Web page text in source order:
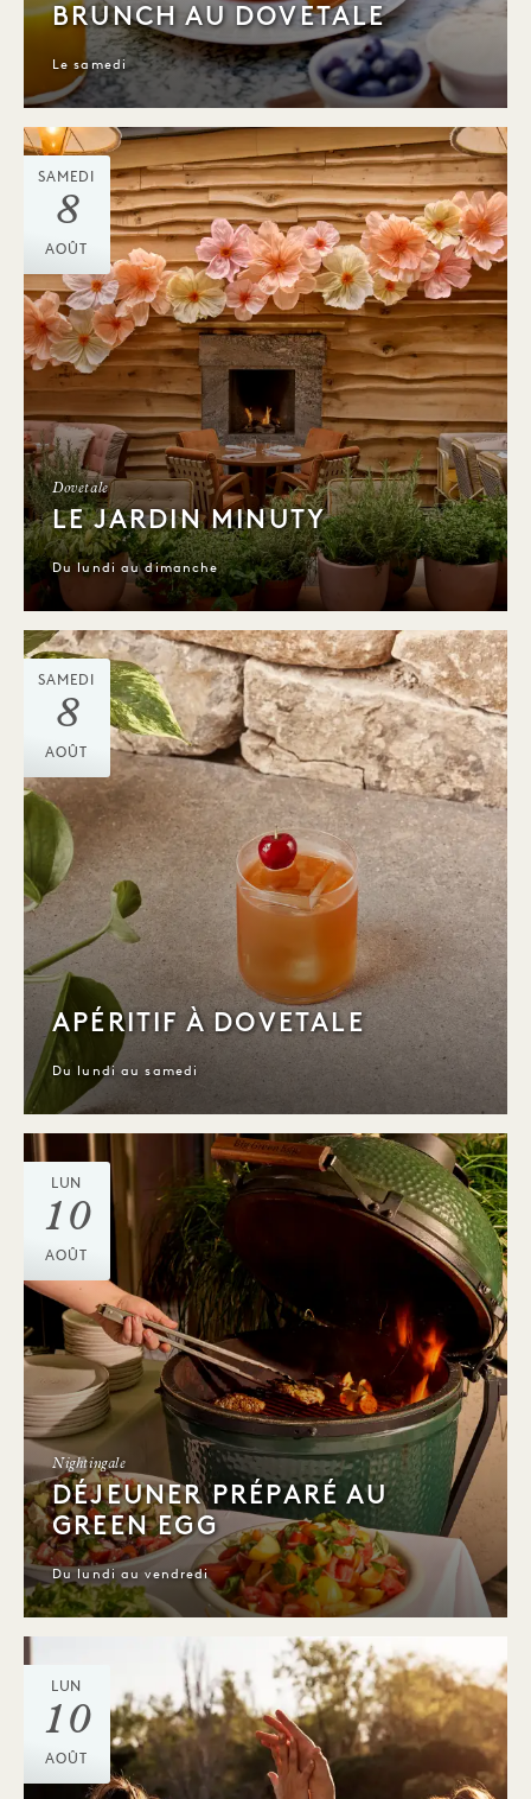
BRUNCH AU DOVETALE
Le samedi
SAMEDI
8
AOÛT
Dovetale
LE JARDIN MINUTY
Du lundi au dimanche
SAMEDI
8
AOÛT
APÉRITIF À DOVETALE
Du lundi au samedi
LUN
10
AOÛT
Nightingale
DÉJEUNER PRÉPARÉ AU
GREEN EGG
Du lundi au vendredi
LUN
10
AOÛT